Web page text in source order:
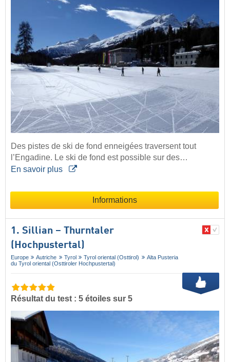
Des pistes de ski de fond enneigées traversent tout
l’Engadine. Le ski de fond est possible sur des…
En savoir plus
Informations
1. Sillian – Thurntaler
(Hochpustertal)
Europe Autriche Tyrol Tyrol oriental (Osttirol)
Alta Pusteria
du Tyrol oriental (Osttiroler Hochpustertal)
Résultat du test : 5 étoiles sur 5